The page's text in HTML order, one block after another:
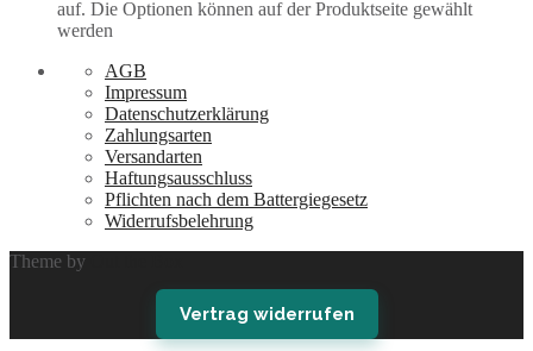
auf. Die Optionen können auf der Produktseite gewählt
werden
AGB
Impressum
Datenschutzerklärung
Zahlungsarten
Versandarten
Haftungsausschluss
Pflichten nach dem Battergiegesetz
Widerrufsbelehrung
Theme by
Vertrag widerrufen